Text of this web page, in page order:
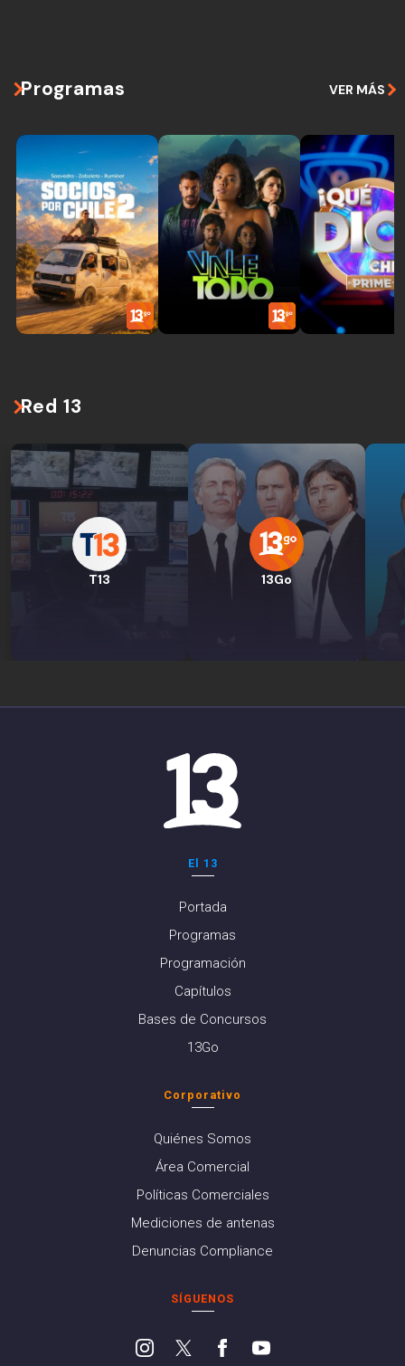
Programas VER MÁS
Red 13
T13 13Go
El 13
Portada
Programas
Programación
Capítulos
Bases de Concursos
13Go
Corporativo
Quiénes Somos
Área Comercial
Políticas Comerciales
Mediciones de antenas
Denuncias Compliance
SÍGUENOS